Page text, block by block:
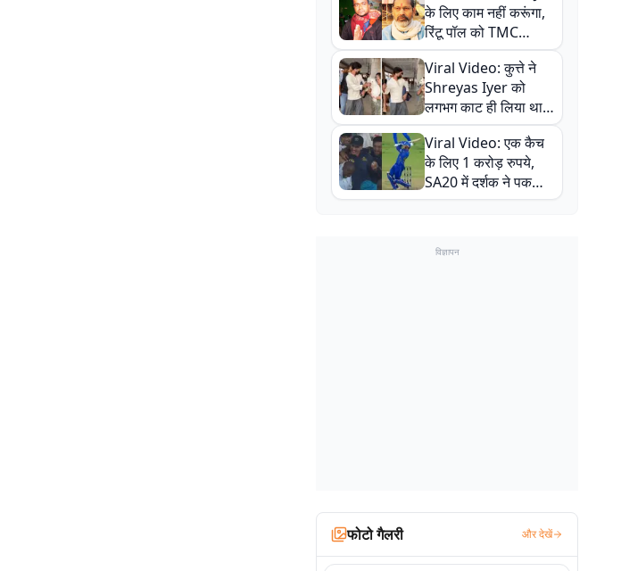
के लिए काम नहीं करूंगा,
रिंटू पॉल को TMC
ऑफिस में ले जाकर पीटा,
Video वायरल
Viral Video: कुत्ते ने
Shreyas Iyer को
लगभग काट ही लिया था,
न्यूजीलैंड सीरीज से पहले
बाल-बाल बचे
Viral Video: एक कैच
के लिए 1 करोड़ रुपये,
SA20 में दर्शक ने पकड़ा
एक हाथ से गजब का कैच
विज्ञापन
फोटो गैलरी और देखें